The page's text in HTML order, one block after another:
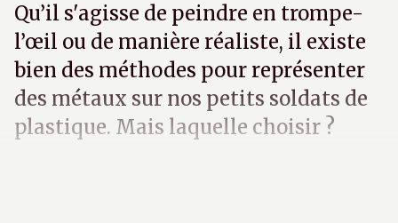
Qu’il s'agisse de peindre en trompe-
l’œil ou de manière réaliste, il existe
bien des méthodes pour représenter
des métaux sur nos petits soldats de
plastique. Mais laquelle choisir ?